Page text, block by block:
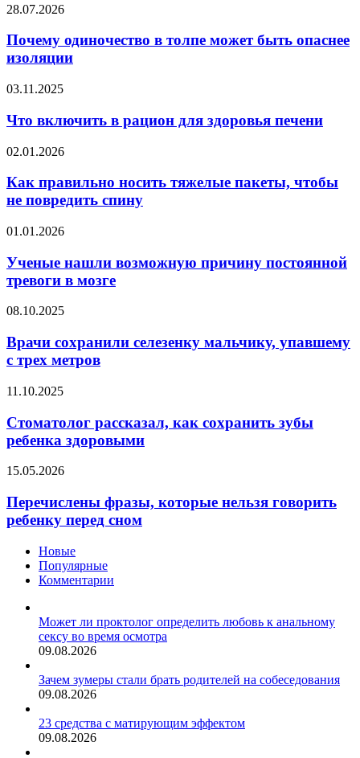
эпидемией
Почему
в
может
опаснее
28.07.2026
Почему одиночество в толпе может быть опаснее
изоляции
Что
в
рацион
для
здоровья
печени
03.11.2025
Что включить в рацион для здоровья печени
Как
носить
тяжелые
пакеты,
не
спину
02.01.2026
Как правильно носить тяжелые пакеты, чтобы
не повредить спину
Ученые
возможную
причину
постоянной
в
01.01.2026
Ученые нашли возможную причину постоянной
тревоги в мозге
Врачи
селезенку
мальчику,
упавшему
трех
08.10.2025
Врачи сохранили селезенку мальчику, упавшему
с трех метров
Стоматолог
как
сохранить
зубы
здоровыми
11.10.2025
Стоматолог рассказал, как сохранить зубы
ребенка здоровыми
Перечислены
которые
нельзя
говорить
перед
сном
15.05.2026
Перечислены фразы, которые нельзя говорить
ребенку перед сном
Новые
Популярные
Комментарии
Может ли проктолог определить любовь к анальному
сексу во время осмотра
09.08.2026
Зачем зумеры стали брать родителей на собеседования
09.08.2026
23 средства с матирующим эффектом
09.08.2026